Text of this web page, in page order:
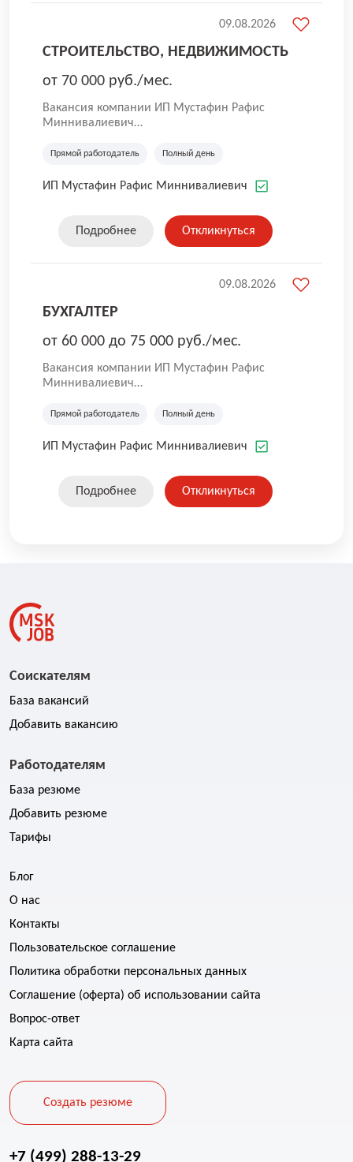
СТРОИТЕЛЬСТВО, НЕДВИЖИМОСТЬ
от 70 000 руб./мес.
Вакансия компании ИП Мустафин Рафис
Миннивалиевич
развивающаяся и совершенствующаяся
собственным недвижимым имуществом.
Прямой работодатель Полный день
ИП Мустафин Рафис Миннивалиевич
09.08.2026
Подробнее Откликнуться
БУХГАЛТЕР
от 60 000 до 75 000 руб./мес.
Вакансия компании ИП Мустафин Рафис
Миннивалиевич
развивающаяся и совершенствующаяся
собственным недвижимым имуществом.
Прямой работодатель Полный день
ИП Мустафин Рафис Миннивалиевич
09.08.2026
Подробнее Откликнуться
Соискателям
База вакансий
Добавить вакансию
Работодателям
База резюме
Добавить резюме
Тарифы
Блог
О нас
Контакты
Пользовательское соглашение
Политика обработки персональных данных
Соглашение (оферта) об использовании сайта
Вопрос-ответ
Карта сайта
Создать резюме
+7 (499) 288-13-29